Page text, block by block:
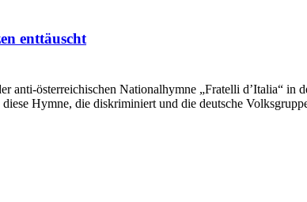
enttäuscht
anti-österreichischen Nationalhymne „Fratelli d’Italia“ in
Hymne, die diskriminiert und die deutsche